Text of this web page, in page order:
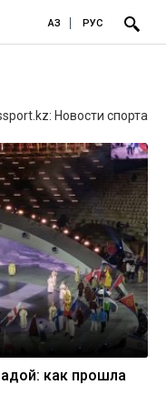
ҚАЗ РУС
Новости спорта
как прошла